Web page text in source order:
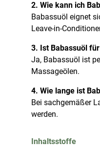
2. Wie kann ich
Babassuöl eignet
Leave-in-
3. Ist Babassuöl
Ja, Babassuöl ist
Massageölen.
4. Wie lange ist
Bei sachgemäßer
werden.
Inhaltsstoffe